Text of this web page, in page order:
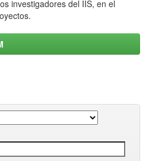
investigadores del IIS, en el